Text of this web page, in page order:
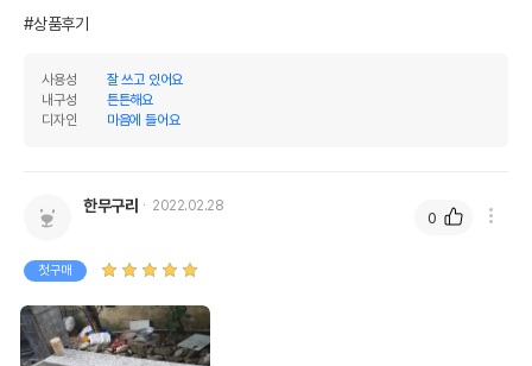
#상품후기
사용성
잘 쓰고 있어요
내구성
튼튼해요
디자인
마음에 들어요
한무구리 2022.02.28
첫구매
0